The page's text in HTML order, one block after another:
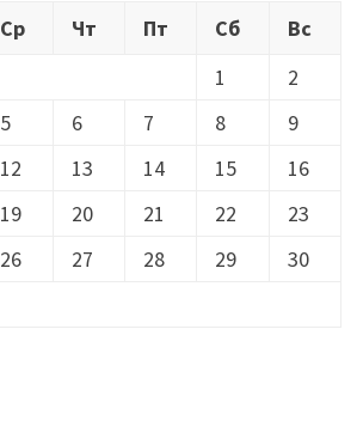
Ср Чт Пт Сб
Вс
1
2
5 6 7 8
9
12 13 14 15
16
19 20 21 22
23
26 27 28 29
30